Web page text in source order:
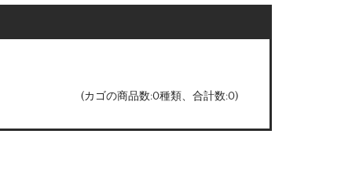
(カゴの商品数:0種類、合計数:0)